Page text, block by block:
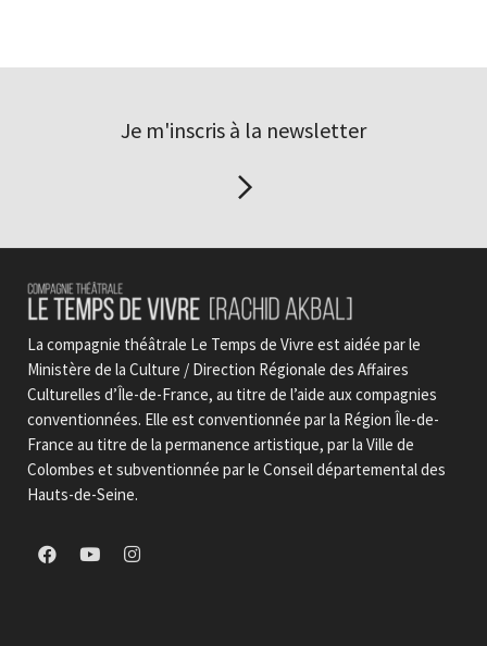
Je m'inscris à la newsletter
La compagnie théâtrale Le Temps de Vivre est aidée par le
Ministère de la Culture / Direction Régionale des Affaires
Culturelles d’Île-de-France, au titre de l’aide aux compagnies
conventionnées. Elle est conventionnée par la Région Île-de-
France au titre de la permanence artistique, par la Ville de
Colombes et subventionnée par le Conseil départemental des
Hauts-de-Seine.